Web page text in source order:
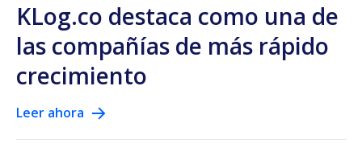
KLog.co destaca como una de
las compañías de más rápido
crecimiento
Leer ahora